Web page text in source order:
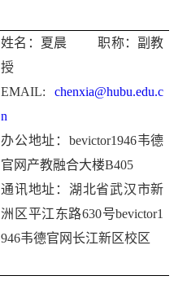
姓名： 夏晨
职称：副教
授
EMAIL:chenxia@hubu.edu.c
n
办公地址：bevictor1946韦德
官网产教融合大楼B405
通讯地址： 湖北省武汉市新
洲区平江东路630号bevictor1
946韦德官网长江新区校区